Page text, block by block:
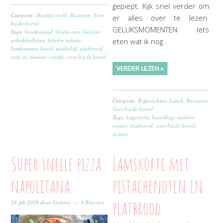
Categorie: Hoofdgerecht Recepten Voor
bij de borrel
Tags:Griekenland ,Grieks eten ,Griekse
gehaktballetjes ,Griekse salade
komkommer,lunch ,makkelijk ,platbrood
rode ui ,tomaat ,tzatziki voor bij de borrel
gepiept. Kijk snel verder om
er alles over te lezen.
GELUKSMOMENTEN Iets
eten wat ik nog…
VERDER LEZEN »
Categorie:Bijgerechten,Lunch,Recepten,
Voor bij de borrel
Tags:bijgerecht,borrelhap,midden-
oosten,platbrood, voor bij de borrel,
za'atar
Super snelle pizza
napolitana
29 juli 2016 doorStefanie 9 Reacties
Lamsköfte met
pistachenoten en
platbrood